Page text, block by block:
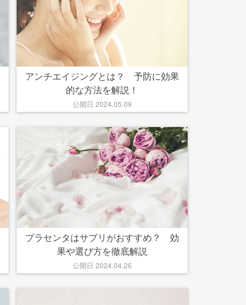
アンチエイジングとは？ 予防に効果
的な方法を解説！
公開日 2024.05.09
プラセンタはサプリがおすすめ？ 効
果や選び方を徹底解説
公開日 2024.04.26